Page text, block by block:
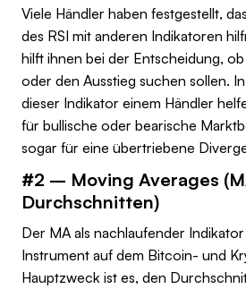
Viele Händler haben festgestellt,
des RSI mit anderen Indikatoren
hilft ihnen bei der Entscheidung,
oder den Ausstieg suchen sollen.
dieser Indikator einem Händler
für bullische oder bearische
sogar für eine übertriebene
#2 – Moving Averages
Durchschnitten)
Der MA als nachlaufender
Instrument auf dem Bitcoin- und
Hauptzweck ist es, den